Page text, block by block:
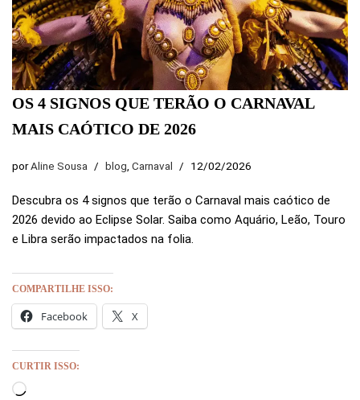
OS 4 SIGNOS QUE TERÃO O CARNAVAL
MAIS CAÓTICO DE 2026
porAline Sousa blog Carnaval 12/02/2026
Descubra os 4 signos que terão o Carnaval mais caótico de
2026 devido ao Eclipse Solar. Saiba como Aquário, Leão, Touro
e Libra serão impactados na folia.
COMPARTILHE ISSO:
Facebook X
CURTIR ISSO: